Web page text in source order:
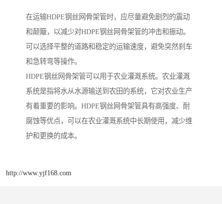
在运输HDPE钢丝网骨架管时，应尽量避免剧烈的震动
和颠簸，以减少对HDPE钢丝网骨架管的冲击和振动。
可以选择平整的道路和稳定的运输速度，避免突然刹车
和急转弯等操作。
HDPE钢丝网骨架管可以用于农业灌溉系统。农业灌溉
系统是指将水从水源输送到农田的系统，它对农业生产
有着重要的影响。HDPE钢丝网骨架管具有高强度、耐
腐蚀等优点，可以在农业灌溉系统中长期使用，减少维
护和更换的成本。
http://www.yjf168.com